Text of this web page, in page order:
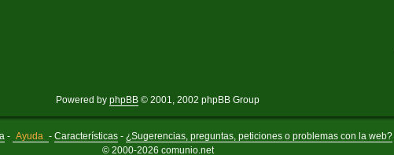
Powered by phpBB © 2001, 2002 phpBB Group
- Ayuda - Características- ¿Sugerencias, preguntas, peticiones o problemas con la web?
© 2000-2026 comunio.net